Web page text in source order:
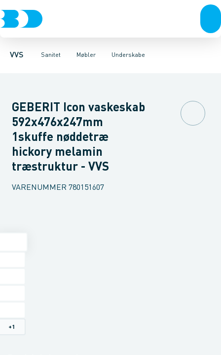
VVS Sanitet
Rør & fittingsPressfittings & rørKuglehaner & ventiler
Møbler
Toiletter, sæder og cisterner VaskeArmaturer
Underskabe
Møbelsæt & pakkerUnderskabeHøjskabe
GEBERIT Icon vaskeskab
592x476x247mm
1skuffe nøddetræ
hickory melamin
træstruktur - VVS
VARENUMMER 780151607
+1